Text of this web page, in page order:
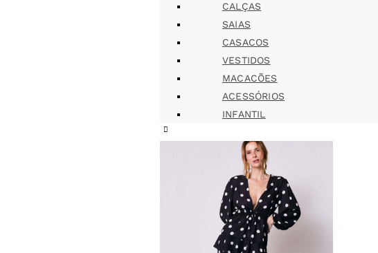
CALÇAS
SAIAS
CASACOS
VESTIDOS
MACACÕES
ACESSÓRIOS
INFANTIL